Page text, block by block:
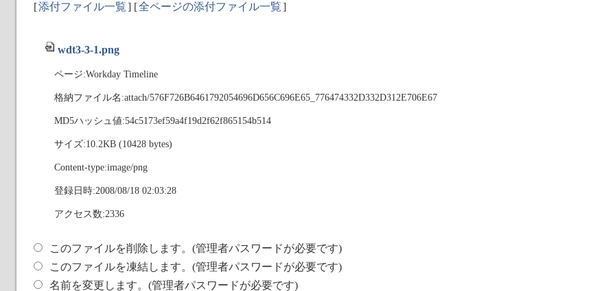
[添付ファイル一覧] [全ページの添付ファイル一覧]
wdt3-3-1.png
ページ:Workday Timeline
格納ファイル名:attach/576F726B6461792054696D656C696E65_776474332D332D312E706E67
MD5ハッシュ値:54c5173ef59a4f19d2f62f865154b514
サイズ:10.2KB (10428 bytes)
Content-type:image/png
登録日時:2008/08/18 02:03:28
アクセス数:2336
このファイルを削除します。(管理者パスワードが必要です)
このファイルを凍結します。(管理者パスワードが必要です)
名前を変更します。(管理者パスワードが必要です)